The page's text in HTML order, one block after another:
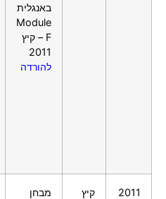
באנגלית
Module
F – קיץ
2011
להורדה
2011
קיץ
מבחן